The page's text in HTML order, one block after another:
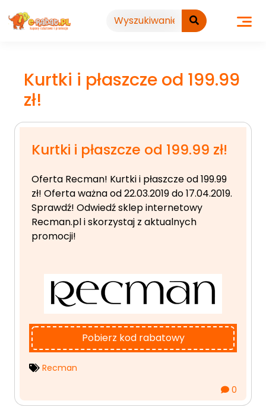
do
treści
Kurtki i płaszcze od 199.99
zł!
Kurtki i płaszcze od 199.99 zł!
Oferta Recman! Kurtki i płaszcze od 199.99
zł! Oferta ważna od 22.03.2019 do 17.04.2019.
Sprawdź! Odwiedź sklep internetowy
Recman.pl i skorzystaj z aktualnych
promocji!
Pobierz kod rabatowy
Recman
0